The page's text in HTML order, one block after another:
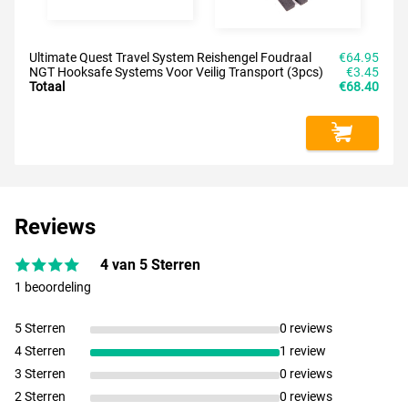
Ultimate Quest Travel System Reishengel Foudraal
€64.95
NGT Hooksafe Systems Voor Veilig Transport (3pcs)
€3.45
Totaal
€68.40
Reviews
4 van 5 Sterren
1 beoordeling
5 Sterren
0 reviews
4 Sterren
1 review
3 Sterren
0 reviews
2 Sterren
0 reviews